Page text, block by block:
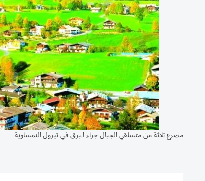
مصرع ثلاثة من متسلقي الجبال جراء البرق في تيرول النمساوية